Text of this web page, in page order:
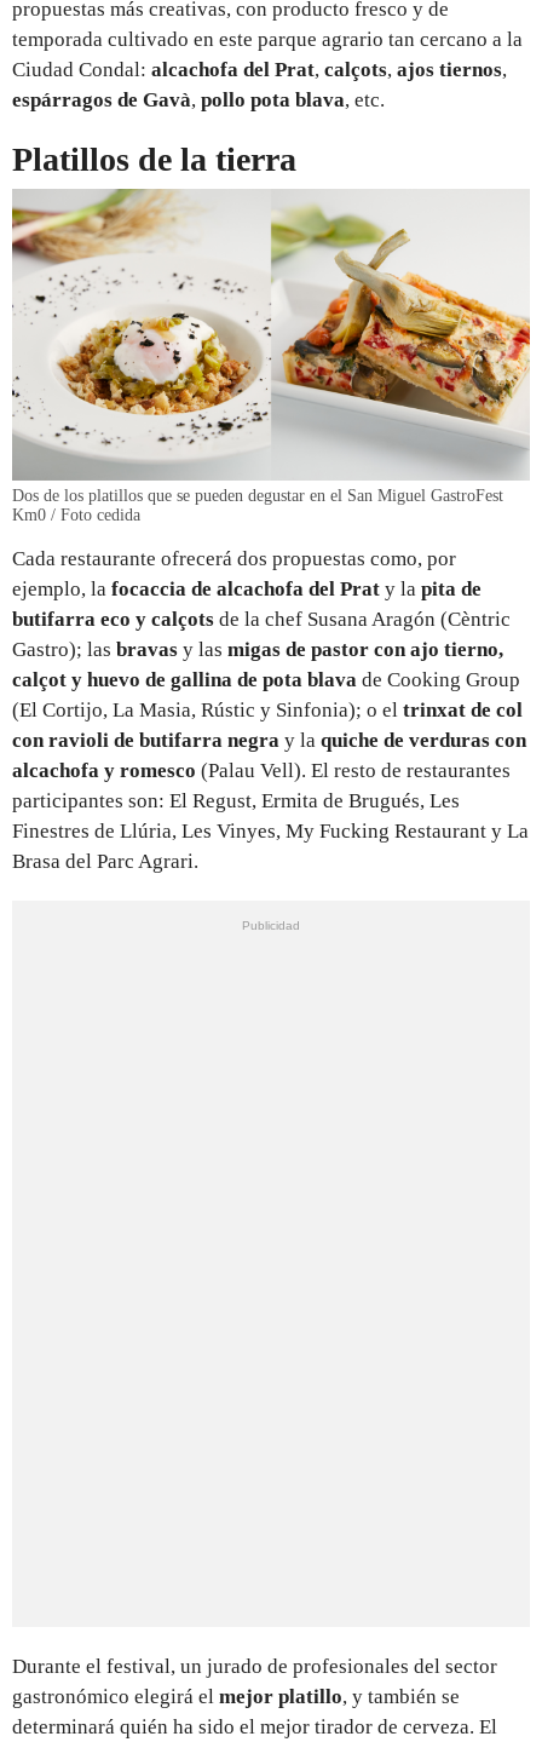
propuestas más creativas, con producto fresco y de
temporada cultivado en este parque agrario tan cercano a la
Ciudad Condal: alcachofa del Prat, calçots, ajos tiernos,
espárragos de Gavà, pollo pota blava, etc.
Platillos de la tierra
Dos de los platillos que se pueden degustar en el San Miguel GastroFest
Km0 / Foto cedida
Cada restaurante ofrecerá dos propuestas como, por
ejemplo, la focaccia de alcachofa del Prat y la pita de
butifarra eco y calçots de la chef Susana Aragón (Cèntric
Gastro); las bravas y las migas de pastor con ajo tierno,
calçot y huevo de gallina de pota blava de Cooking Group
(El Cortijo, La Masia, Rústic y Sinfonia); o el trinxat de col
con ravioli de butifarra negra y la quiche de verduras con
alcachofa y romesco (Palau Vell). El resto de restaurantes
participantes son: El Regust, Ermita de Brugués, Les
Finestres de Llúria, Les Vinyes, My Fucking Restaurant y La
Brasa del Parc Agrari.
Durante el festival, un jurado de profesionales del sector
gastronómico elegirá el mejor platillo, y también se
determinará quién ha sido el mejor tirador de cerveza. El